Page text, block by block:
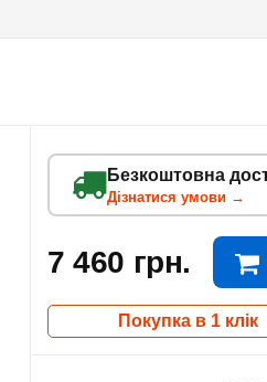
Безкоштовна
Дізнатися умови →
7 460 грн.
Покупка в 1 клік